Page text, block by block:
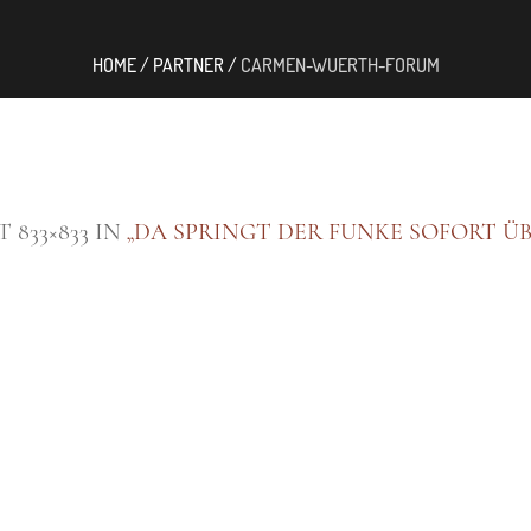
HOME/ PARTNER / CARMEN-WUERTH-FORUM
833×833 IN „DA SPRINGT DER FUNKE SOFORT